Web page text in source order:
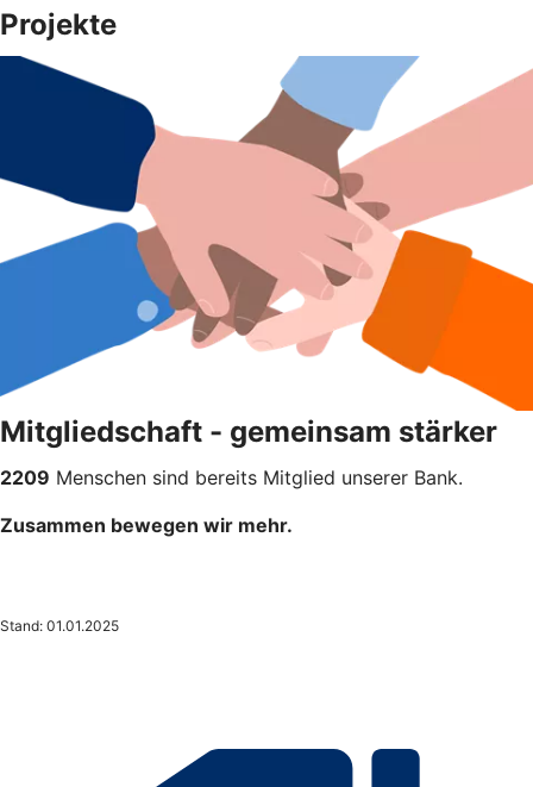
Projekte
Mitgliedschaft - gemeinsam stärker
2209 Menschen sind bereits Mitglied unserer Bank.
Zusammen bewegen wir mehr.
Stand: 01.01.2025